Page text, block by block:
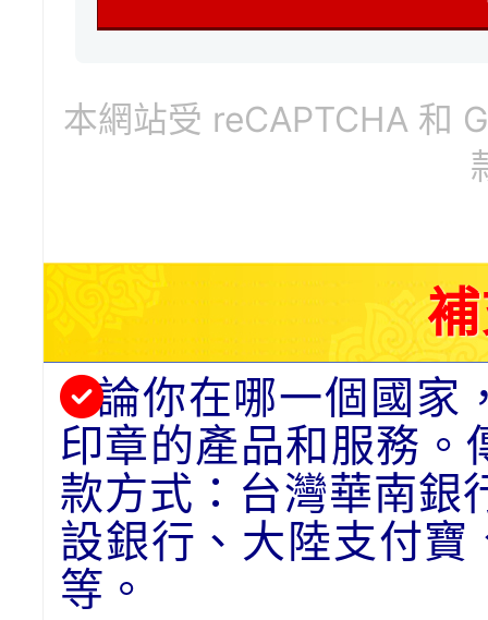
本網站受 reCAPTCHA 和
論你在哪一個國家
印章的產品和服務。
款方式：台灣華南銀
設銀行、大陸支付
等。